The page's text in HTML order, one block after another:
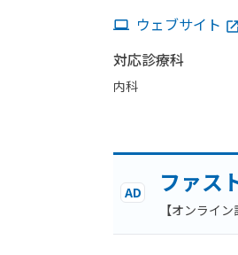
ウェブサイト
対応診療科
内科
AD ファス
【オンライ